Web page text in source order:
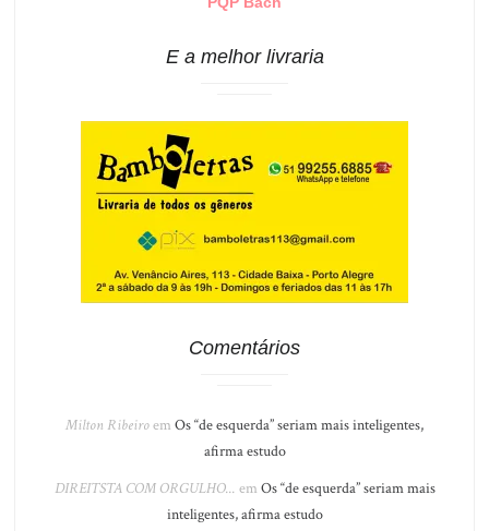
E a melhor livraria
Comentários
Milton Ribeiroem Os “de esquerda” seriam mais inteligentes,
afirma estudo
DIREITSTA COM ORGULHO... em Os “de esquerda” seriam mais
inteligentes, afirma estudo